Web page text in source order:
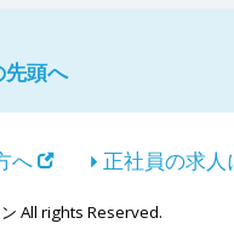
先頭へ
へ 正社員の求
All rights Reserved.